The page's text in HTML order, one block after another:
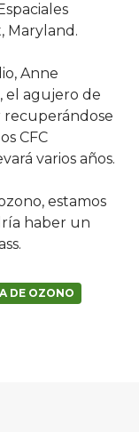
Maryland.
Anne
el agujero de
CFC
varios años.
estamos
haber un
DE OZONO